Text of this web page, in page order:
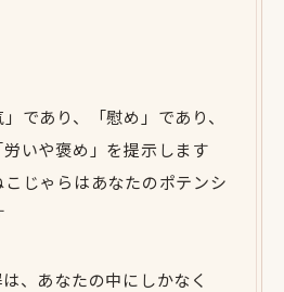
であり、「慰め」であり、
労いや褒め」を提示します
じゃらはあなたのポテンシ
、あなたの中にしかなく